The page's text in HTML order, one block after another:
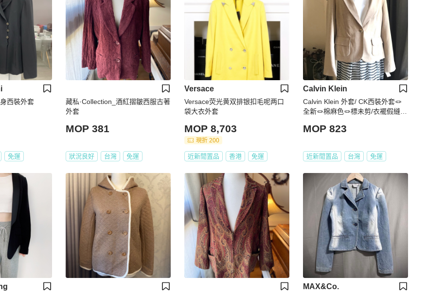
西裝外套
免運
藏私·Collection_酒紅摺皺西服古著
外套
MOP 381
狀況良好 台灣 免運
Versace
Versace荧光黄双排银扣毛呢两口
袋大衣外套
MOP 8,703
現折 200
近新閒置品 香港 免運
Calvin Klein
Calvin Klein 外套/ CK西裝外套🪢
全新🪢棉麻色🪢標未剪/衣襬假縫線
MOP 823
近新閒置品 台灣 免運
MAX&Co.